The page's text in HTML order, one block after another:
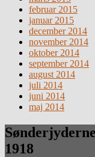
februar 2015
januar 2015
december 2014
november 2014
oktober 2014
september 2014
august 2014
juli 2014
juni 2014
maj 2014
1918